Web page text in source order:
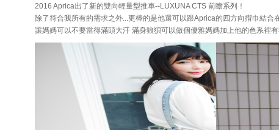
2016 Aprica出了新的雙向輕量型推車--LUXUNA CTS 前瞻系列！
除了符合我所有的需求之外...更棒的是他還可以跟Aprica的四方向揹巾結合
讓媽媽可以不要當得滿頭大汗 滿身狼狽可以做個優雅媽媽加上他的色系裡